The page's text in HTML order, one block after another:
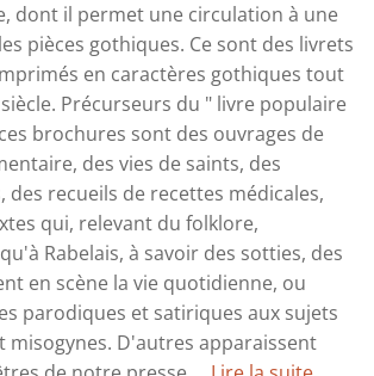
dont il permet une circulation à une
pièces gothiques. Ce sont des livrets
en caractères gothiques tout
Précurseurs du " livre populaire
brochures sont des ouvrages de
des vies de saints, des
recueils de recettes médicales,
qui, relevant du folklore,
Rabelais, à savoir des sotties, des
en scène la vie quotidienne, ou
parodiques et satiriques aux sujets
misogynes. D'autres apparaissent